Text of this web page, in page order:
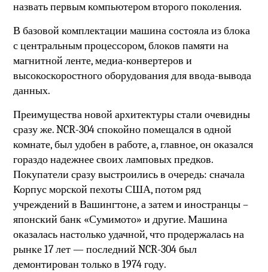
назвать первым компьютером второго поколения.
В базовой комплектации машина состояла из блока
с центральным процессором, блоков памяти на
магнитной ленте, медиа-конвертеров и
высокоскоростного оборудования для ввода-вывода
данных.
Преимущества новой архитектуры стали очевидны
сразу же. NCR-304 спокойно помещался в одной
комнате, был удобен в работе, а, главное, он оказался
гораздо надежнее своих ламповых предков.
Покупатели сразу выстроились в очередь: сначала
Корпус морской пехоты США, потом ряд
учреждений в Вашингтоне, а затем и иностранцы –
японский банк «Сумимото» и другие. Машина
оказалась настолько удачной, что продержалась на
рынке 17 лет — последний NCR-304 был
демонтирован только в 1974 году.